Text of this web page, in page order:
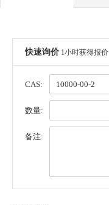
快速询价 1小时获得报价
CAS:
数量:
备注: